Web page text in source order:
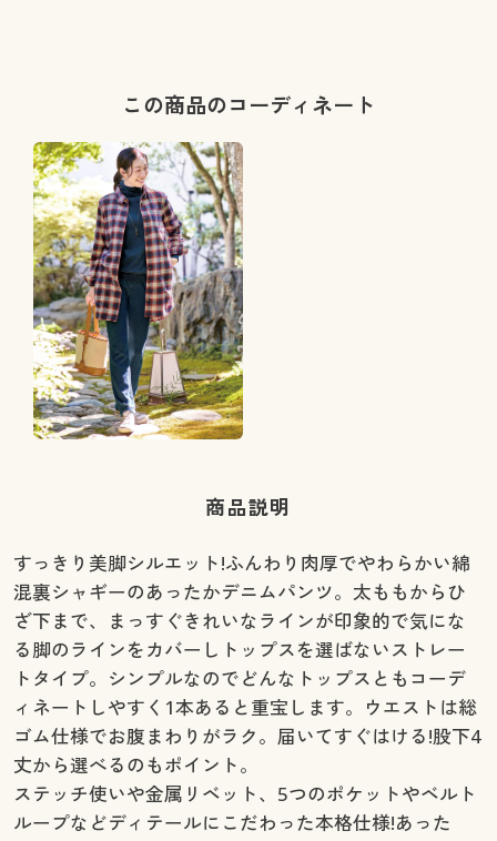
この商品のコーディネート
商品説明
すっきり美脚シルエット!ふんわり肉厚でやわらかい綿
混裏シャギーのあったかデニムパンツ。太ももからひ
ざ下まで、まっすぐきれいなラインが印象的で気にな
る脚のラインをカバーしトップスを選ばないストレー
トタイプ。シンプルなのでどんなトップスともコーデ
ィネートしやすく1本あると重宝します。ウエストは総
ゴム仕様でお腹まわりがラク。届いてすぐはける!股下4
丈から選べるのもポイント。
ステッチ使いや金属リベット、5つのポケットやベルト
ループなどディテールにこだわった本格仕様!あった